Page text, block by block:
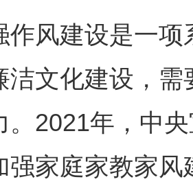
建设是一项
洁文化建设，
。2021年，中
强家庭家教家